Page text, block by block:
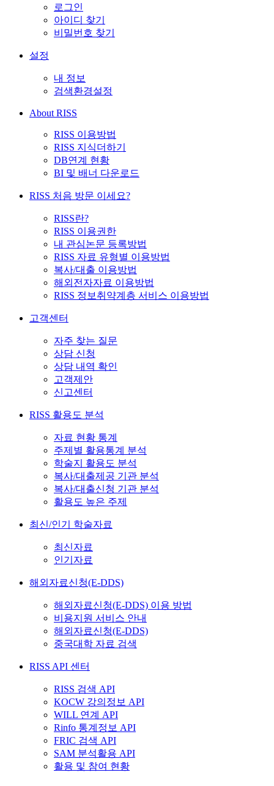
로그인
아이디 찾기
비밀번호 찾기
설정
내 정보
검색환경설정
About RISS
RISS 이용방법
RISS 지식더하기
DB연계 현황
BI 및 배너 다운로드
RISS 처음 방문 이세요?
RISS란?
RISS 이용권한
내 관심논문 등록방법
RISS 자료 유형별 이용방법
복사/대출 이용방법
해외전자자료 이용방법
RISS 정보취약계층 서비스 이용방법
고객센터
자주 찾는 질문
상담 신청
상담 내역 확인
고객제안
신고센터
RISS 활용도 분석
자료 현황 통계
주제별 활용통계 분석
학술지 활용도 분석
복사/대출제공 기관 분석
복사/대출신청 기관 분석
활용도 높은 주제
최신/인기 학술자료
최신자료
인기자료
해외자료신청(E-DDS)
해외자료신청(E-DDS) 이용 방법
비용지원 서비스 안내
해외자료신청(E-DDS)
중국대학 자료 검색
RISS API 센터
RISS 검색 API
KOCW 강의정보 API
WILL 연계 API
Rinfo 통계정보 API
FRIC 검색 API
SAM 분석활용 API
활용 및 참여 현황